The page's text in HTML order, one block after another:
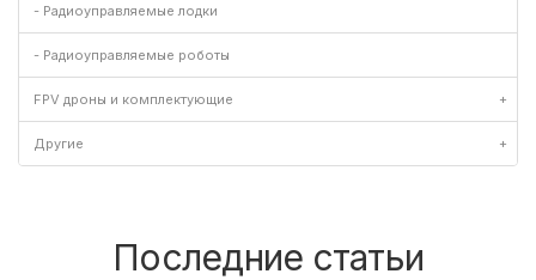
- Радиоуправляемые лодки
- Радиоуправляемые роботы
FPV дроны и комплектующие +
Другие +
Последние статьи